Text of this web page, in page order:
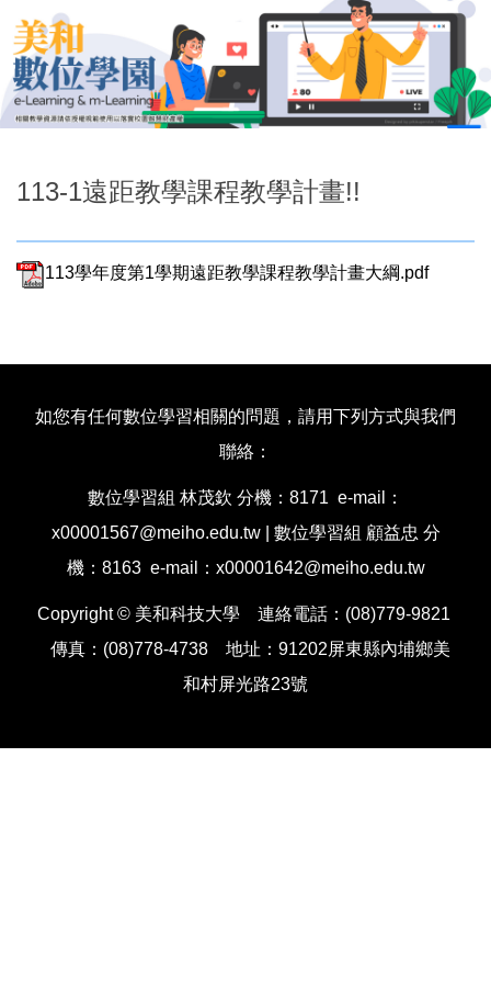
跳
到
主
要
內
113-1遠距教學課程教學計畫!!
113學年度第1學期遠距教學課程教學計畫大綱.pdf
如您有任何數位學習相關的問題，請用下列方式與我們
聯絡：
數位學習組 林茂欽 分機：8171 e-mail：
x00001567@meiho.edu.tw | 數位學習組 顧益忠 分
機：8163 e-mail：x00001642@meiho.edu.tw
Copyright © 美和科技大學 連絡電話：(08)779-9821
傳真：(08)778-4738 地址：91202屏東縣內埔鄉美
和村屏光路23號